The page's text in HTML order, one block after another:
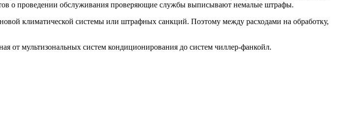
о проведении обслуживания проверяющие службы выписывают немалые штрафы.
климатической системы или штрафных санкций. Поэтому между расходами на обработку,
от мультизональных систем кондиционирования до систем чиллер-фанкойл.